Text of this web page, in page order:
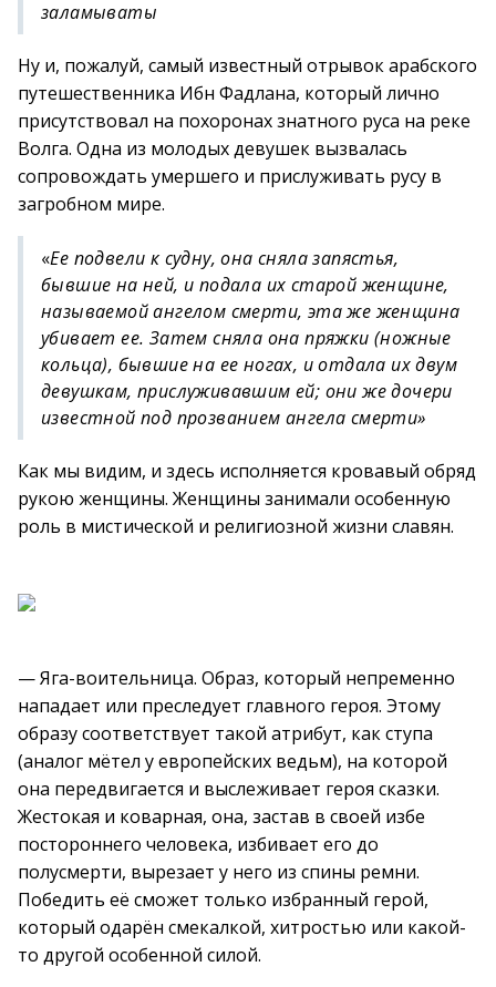
заламываты
Ну и, пожалуй, самый известный отрывок арабского
путешественника Ибн Фадлана, который лично
присутствовал на похоронах знатного руса на реке
Волга. Одна из молодых девушек вызвалась
сопровождать умершего и прислуживать русу в
загробном мире.
«Ее подвели к судну, она сняла запястья,
бывшие на ней, и подала их старой женщине,
называемой ангелом смерти, эта же женщина
убивает ее. Затем сняла она пряжки (ножные
кольца), бывшие на ее ногах, и отдала их двум
девушкам, прислуживавшим ей; они же дочери
известной под прозванием ангела смерти»
Как мы видим, и здесь исполняется кровавый обряд
рукою женщины. Женщины занимали особенную
роль в мистической и религиозной жизни славян.
— Яга-воительница. Образ, который непременно
нападает или преследует главного героя. Этому
образу соответствует такой атрибут, как ступа
(аналог мётел у европейских ведьм), на которой
она передвигается и выслеживает героя сказки.
Жестокая и коварная, она, застав в своей избе
постороннего человека, избивает его до
полусмерти, вырезает у него из спины ремни.
Победить её сможет только избранный герой,
который одарён смекалкой, хитростью или какой-
то другой особенной силой.